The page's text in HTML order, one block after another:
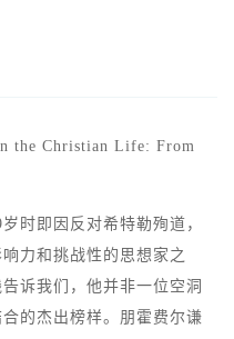
the Christian Life: From
时即因反对希特勒殉道，
力和挑战性的思想家之
诉我们，他并非一位空洞
的杰出榜样。朋霍费尔谦